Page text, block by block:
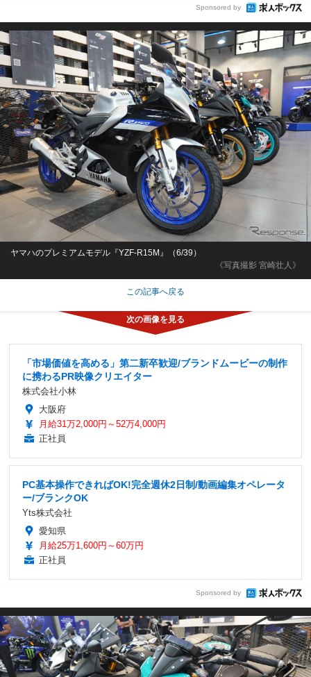
Sponsored by
《写真撮影 宮崎壮人》
ヤマハのプレミアムモデル『YZF-R15M』（6/39）
この記事へ戻る
「市場価値を高める」第二新卒歓迎/ブランドムービーの制作
に携わるPR映像クリエイター
株式会社小林
大阪府
月給31万2,000円～52万4,000円
正社員
PC基本操作できればOK!完全週休2日制/動画編集オペレータ
ー/ブランクOK
Yts株式会社
愛知県
月給25万1,600円～60万円
正社員
Sponsored by